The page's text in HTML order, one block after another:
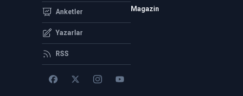
Anketler
Yazarlar
RSS
Magazin